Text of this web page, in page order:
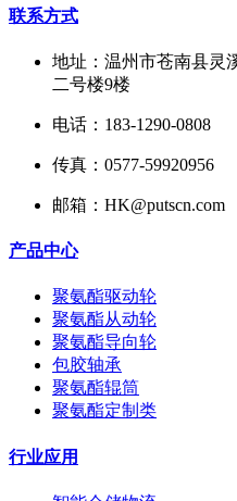
联系方式
地址：温州市苍南县灵
二号楼9楼
电话：183-1290-0808
传真：0577-59920956
邮箱：HK@putscn.com
产品中心
聚氨酯驱动轮
聚氨酯从动轮
聚氨酯导向轮
包胶轴承
聚氨酯辊筒
聚氨酯定制类
行业应用